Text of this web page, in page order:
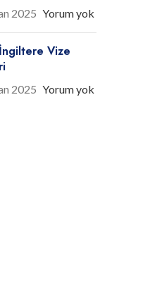
2025 Yorum yok
Vize
2025 Yorum yok